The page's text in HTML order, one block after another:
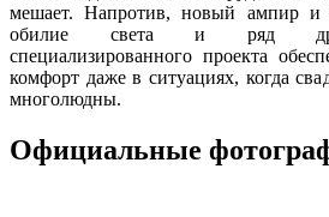
мешает. Напротив, новый ампир и
обилие света и ряд
специализированного проекта
комфорт даже в ситуациях, когда
многолюдны.
Официальные